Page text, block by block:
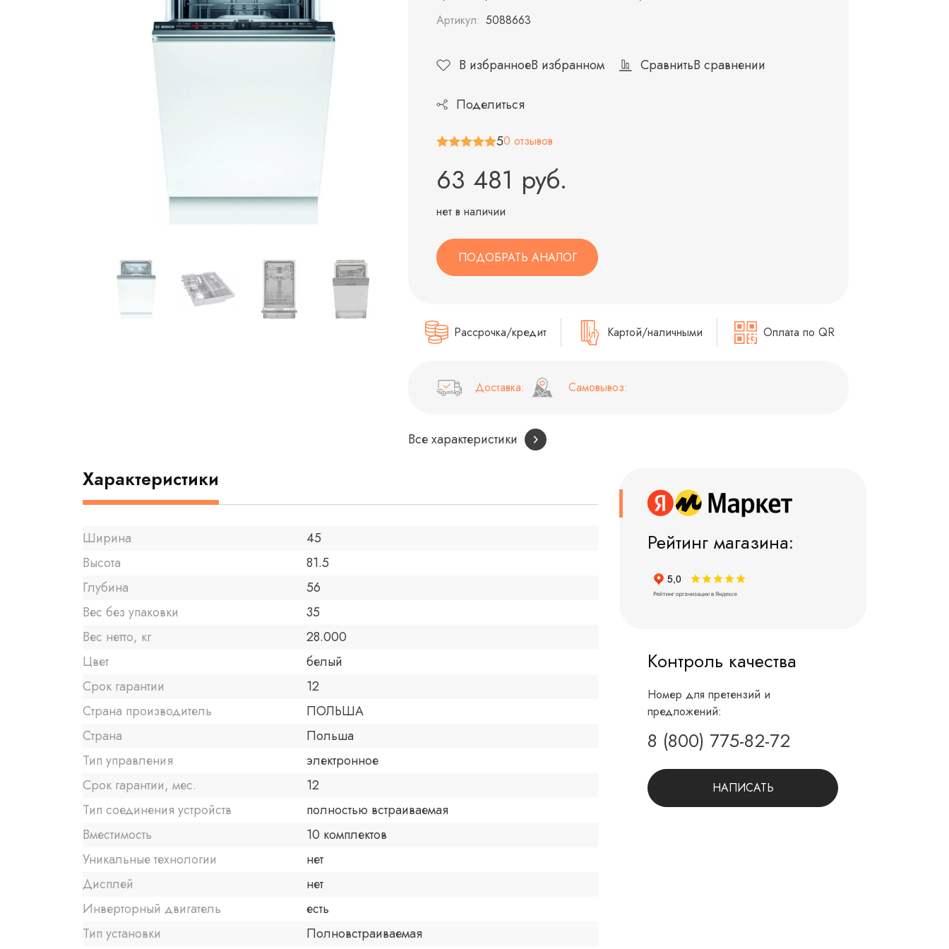
Артикул: 5088663
В избранноеВ избранном СравнитьВ сравнении
Поделиться
50 отзывов
63 481 руб.
нет в наличии
ПОДОБРАТЬ АНАЛОГ
Рассрочка/кредит Картой/наличными Оплата по QR
Доставка: Самовывоз:
Все характеристики
Рейтинг магазина:
Контроль качества
Номер для претензий и
предложений:
8 (800) 775-82-72
НАПИСАТЬ
Характеристики
Ширина
45
Высота
81.5
Глубина
56
Вес без упаковки
35
Вес нетто, кг
28.000
Цвет
белый
Срок гарантии
12
Страна производитель
ПОЛЬША
Страна
Польша
Тип управления
электронное
Срок гарантии, мес.
12
Тип соединения устройств
полностью встраиваемая
Вместимость
10 комплектов
Уникальные технологии
нет
Дисплей
нет
Инверторный двигатель
есть
Тип установки
Полновстраиваемая